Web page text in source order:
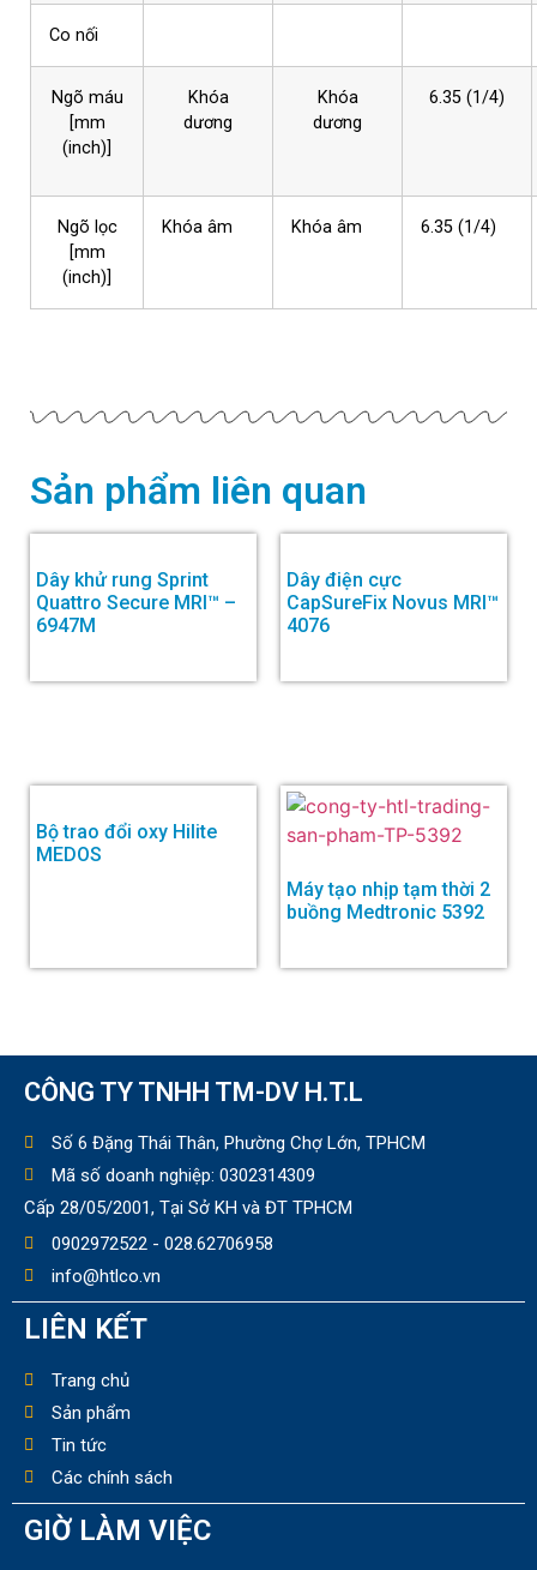
Co nối
Ngõ máu
[mm
(inch)]
Khóa
dương
Khóa
dương
6.35 (1/4)
Ngõ lọc
[mm
(inch)]
Khóa âm Khóa âm 6.35 (1/4)
Sản phẩm liên quan
Dây khử rung Sprint
Quattro Secure MRI™ –
6947M
Dây điện cực
CapSureFix Novus MRI™
4076
Bộ trao đổi oxy Hilite
MEDOS
Máy tạo nhịp tạm thời 2
buồng Medtronic 5392
CÔNG TY TNHH TM-DV H.T.L
Số 6 Đặng Thái Thân, Phường Chợ Lớn, TPHCM
Mã số doanh nghiệp: 0302314309
Cấp 28/05/2001, Tại Sở KH và ĐT TPHCM
0902972522 - 028.62706958
info@htlco.vn
LIÊN KẾT
Trang chủ
Sản phẩm
Tin tức
Các chính sách
GIỜ LÀM VIỆC